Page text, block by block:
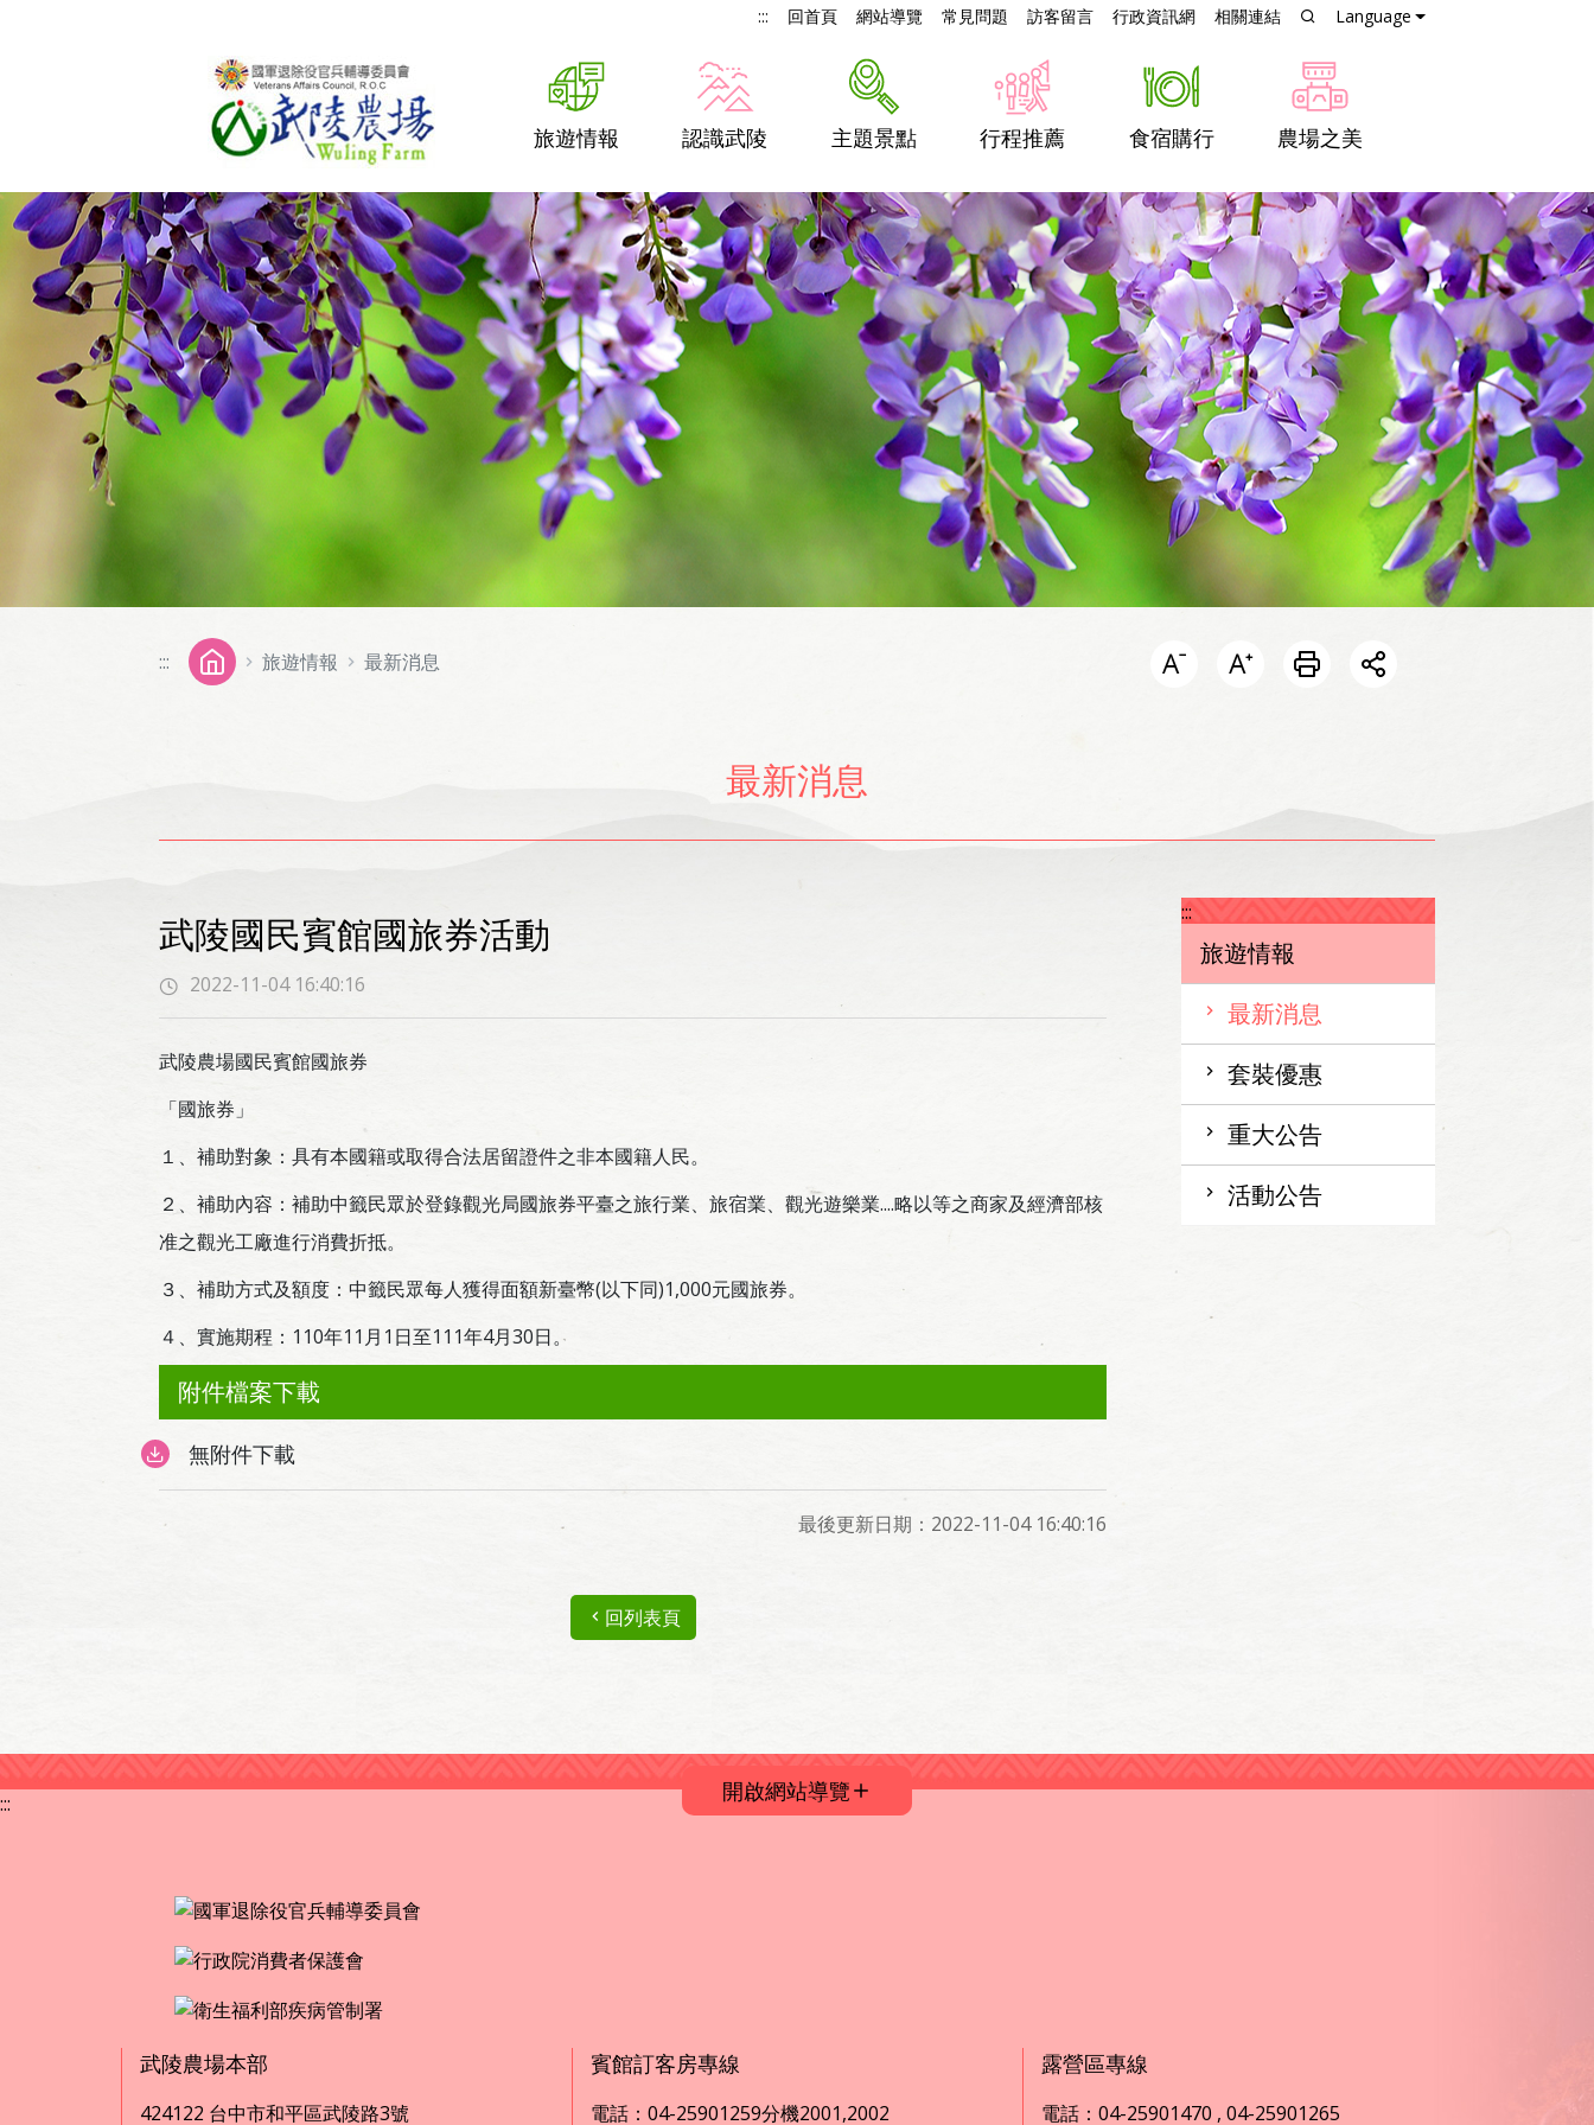
::: 回首頁 網站導覽 常見問題 訪客留言 行政資訊網 相關連結 Language
旅遊情報 認識武陵 主題景點 行程推薦 食宿購行 農場之美
::: 旅遊情報 最新消息
最新消息
武陵國民賓館國旅券活動
2022-11-04 16:40:16
武陵農場國民賓館國旅券
「國旅券」
１、補助對象：具有本國籍或取得合法居留證件之非本國籍人民。
２、補助內容：補助中籤民眾於登錄觀光局國旅券平臺之旅行業、旅宿業、觀光遊樂業....略以等之商家及經濟部核
准之觀光工廠進行消費折抵。
３、補助方式及額度：中籤民眾每人獲得面額新臺幣(以下同)1,000元國旅券。
４、實施期程：110年11月1日至111年4月30日。
附件檔案下載
無附件下載
最後更新日期：2022-11-04 16:40:16
回列表頁
:::
旅遊情報
最新消息
套裝優惠
重大公告
活動公告
::: 開啟網站導覽
武陵農場本部
424122 台中市和平區武陵路3號
賓館訂客房專線
電話：04-25901259分機2001,2002
露營區專線
電話：04-25901470 , 04-25901265